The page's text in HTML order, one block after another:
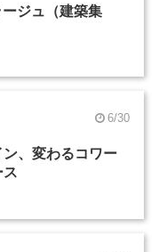
ジュ（建築集
6/30
、変わるコワー
ス